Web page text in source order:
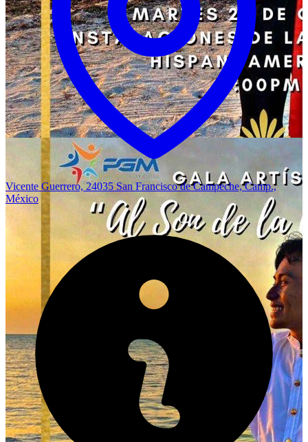
Vicente Guerrero, 24035 San Francisco de Campeche, Camp.,
México